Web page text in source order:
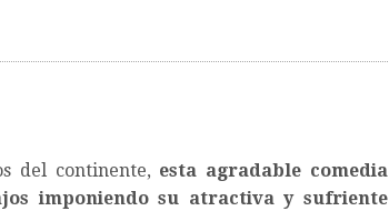
del continente, esta agradable comedia
imponiendo su atractiva y sufriente